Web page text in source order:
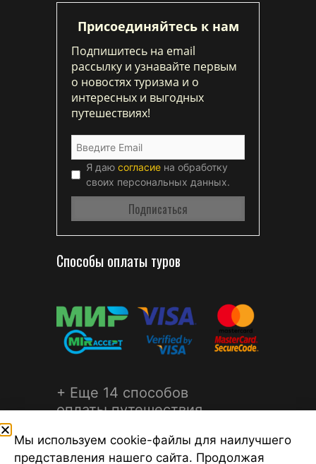
Присоединяйтесь к нам
Подпишитесь на email
рассылку и узнавайте первым
о новостях туризма и о
интересных и выгодных
путешествиях!
Я даю согласие на обработку
своих персональных данных.
Способы оплаты туров
+ Еще 14 способов
оплаты путешествия
Мы используем cookie-файлы для наилучшего
представления нашего сайта. Продолжая